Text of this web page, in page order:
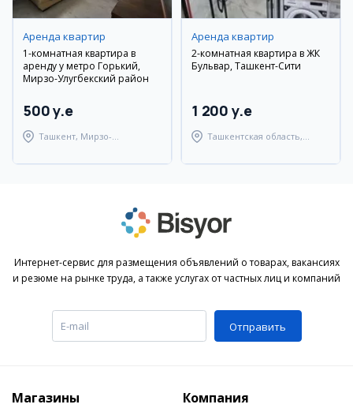
Аренда квартир
1-комнатная квартира в
аренду у метро Горький,
Мирзо-Улугбекский район
500 y.e
Ташкент, Мирзо-
Аренда квартир
2-комнатная квартира в ЖК
Бульвар, Ташкент-Сити
1 200 y.e
Ташкентская область,
Интернет-сервис для размещения объявлений о товарах, вакансиях
и резюме на рынке труда, а также услугах от частных лиц и компаний
Отправить
Магазины Компания